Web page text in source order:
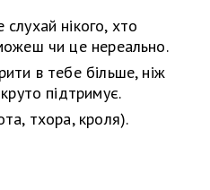
нікого, хто
чи це нереально.
в тебе більше, ніж
підтримує.
тхора, кроля).